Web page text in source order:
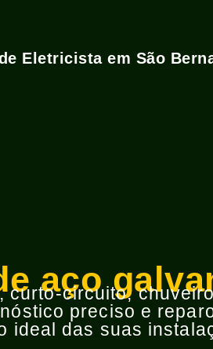
Eletricista em São
aço
circuito,
preciso e
ideal das suas